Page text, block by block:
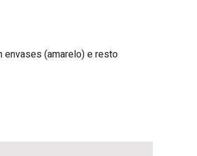
envases (amarelo) e resto